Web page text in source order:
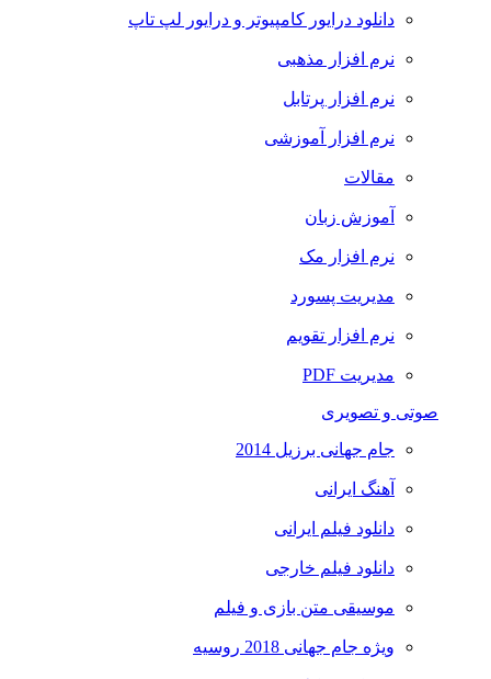
دانلود درایور کامپیوتر و درایور لپ تاپ
نرم افزار مذهبی
نرم افزار پرتابل
نرم افزار آموزشی
مقالات
آموزش زبان
نرم افزار مک
مدیریت پسورد
نرم افزار تقویم
مدیریت PDF
صوتی و تصویری
جام جهانی برزیل 2014
آهنگ ایرانی
دانلود فیلم ایرانی
دانلود فیلم خارجی
موسیقی متن بازی و فیلم
ویژه جام جهانی 2018 روسیه